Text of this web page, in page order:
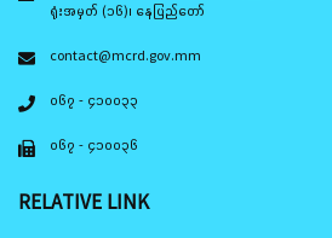
ရုံးအမှတ် (၁၆)၊ နေပြည်တော်
contact@mcrd.gov.mm
၀၆၇ - ၄၁၀၀၃၃
၀၆၇ - ၄၁၀၀၃၆
RELATIVE LINK